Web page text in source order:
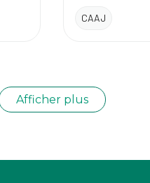
CAAJ
Afficher plus